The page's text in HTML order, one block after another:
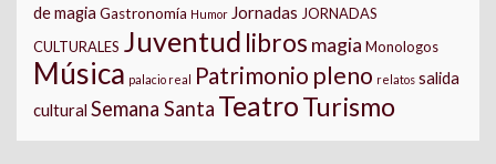
de magia Gastronomía Humor Jornadas JORNADAS
CULTURALES Juventud libros magia Monologos
Música palacio real Patrimonio pleno relatos salida
cultural Semana Santa TeatroTurismo